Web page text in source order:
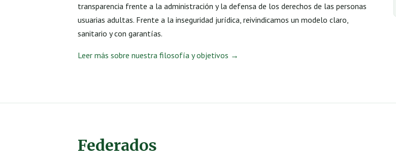
transparencia frente a la administración y la defensa de los derechos de las personas
usuarias adultas. Frente a la inseguridad jurídica, reivindicamos un modelo claro,
sanitario y con garantías.
Leer más sobre nuestra filosofía y objetivos →
Federados